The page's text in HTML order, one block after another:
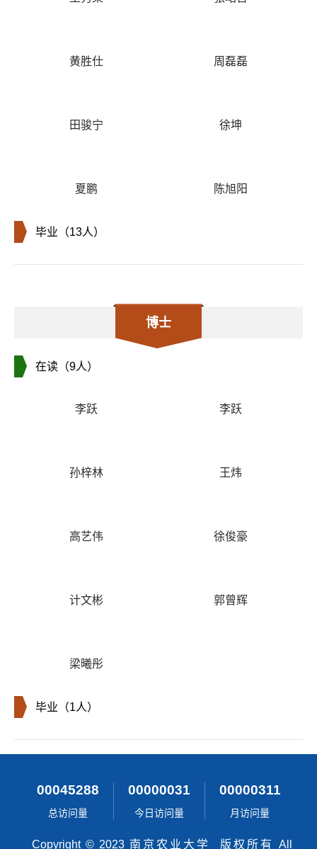
黄胜仕 周磊磊
田骏宁 徐坤
夏鹏 陈旭阳
毕业（13人）
博士
在读（9人）
李跃 李跃
孙梓林 王炜
高艺伟 徐俊豪
计文彬 郭曾辉
梁曦彤
毕业（1人）
00045288
总访问量
00000031
今日访问量
00000311
月访问量
Copyright © 2023 南京农业大学 版权所有 All